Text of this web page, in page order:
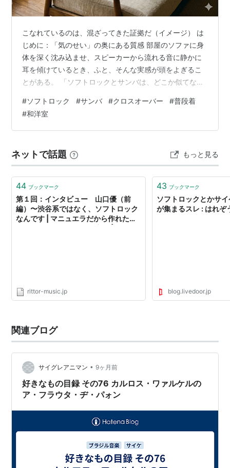
こなれているのは、混ざってきた証拠だ（イメージ） は
じめに：「気のせい」の奥にある質感 部屋のソファに身
体を深く沈み込ませ、スピーカーから流れる音に静かに
耳を傾けているとき、ふと、そんな実感が頭をよぎるこ
とがある。 「ソフトロックとサンバは、どこか似てない
感はあまりにも突飛に思える。1960年代後半に生まれた
都会派ポップス（ソフトロック）と、赤道直下のブラジ
ルで育まれた熱いリズム（サンバ）。地球の裏側ほどか
在するのだろうか。 しかし、その音の粒子をじっと濾過
していくと、これが単なる気のせいな…
#ソフトロック #サンバ #クロスオーバー #普段着
#和洋室
ネットで話題 もっと見る
44 ブックマーク
第１回：インタビュー 山口優（前
編）〜渋谷系ではなく、ソフトロック
なんです | マニュエラだから作れた
rittor-music.jp
43 ブックマーク
ソフトロックとかサ
が集まるスレ : はれぞ
blog.livedoor.jp
関連ブログ
サイグレアニマン • 9ヶ月前
好きなもの目録 その76 カルロス・ワァルケルの
ア・フラウタ・ヂ・パォン